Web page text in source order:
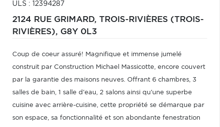
ULS : 12394287
2124 RUE GRIMARD, TROIS-RIVIÈRES (TROIS-
RIVIÈRES), G8Y 0L3
Coup de coeur assuré! Magnifique et immense jumelé
construit par Construction Michael Massicotte, encore couvert
par la garantie des maisons neuves. Offrant 6 chambres, 3
salles de bain, 1 salle d'eau, 2 salons ainsi qu'une superbe
cuisine avec arrière-cuisine, cette propriété se démarque par
son espace, sa fonctionnalité et son abondante fenestration